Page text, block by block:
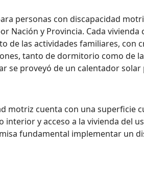
personas con discapacidad
y Provincia. Cada
de las actividades familiares, con
tanto de dormitorio como de
se proveyó de un calentador
cuenta con una superficie
y acceso a la vivienda del
fundamental implementar un